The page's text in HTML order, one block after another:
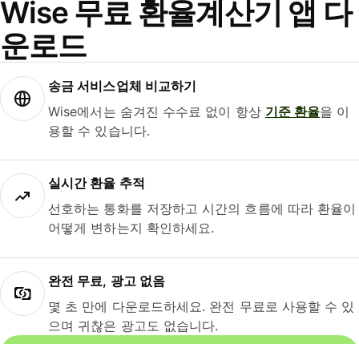
Wise 무료 환율계산기 앱 다
운로드
송금 서비스업체 비교하기
Wise에서는 숨겨진 수수료 없이 항상 기준 환율을 이
용할 수 있습니다.
실시간 환율 추적
선호하는 통화를 저장하고 시간의 흐름에 따라 환율이
어떻게 변하는지 확인하세요.
완전 무료, 광고 없음
몇 초 만에 다운로드하세요. 완전 무료로 사용할 수 있
으며 귀찮은 광고도 없습니다.